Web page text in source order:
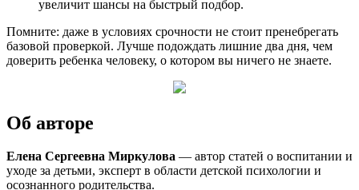
увеличит шансы на быстрый подбор.
Помните: даже в условиях срочности не стоит пренебрегать
базовой проверкой. Лучше подождать лишние два дня, чем
доверить ребенка человеку, о котором вы ничего не знаете.
Об авторе
Елена Сергеевна Миркулова — автор статей о воспитании и
уходе за детьми, эксперт в области детской психологии и
осознанного родительства.